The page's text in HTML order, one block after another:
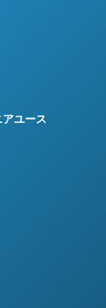
ユース